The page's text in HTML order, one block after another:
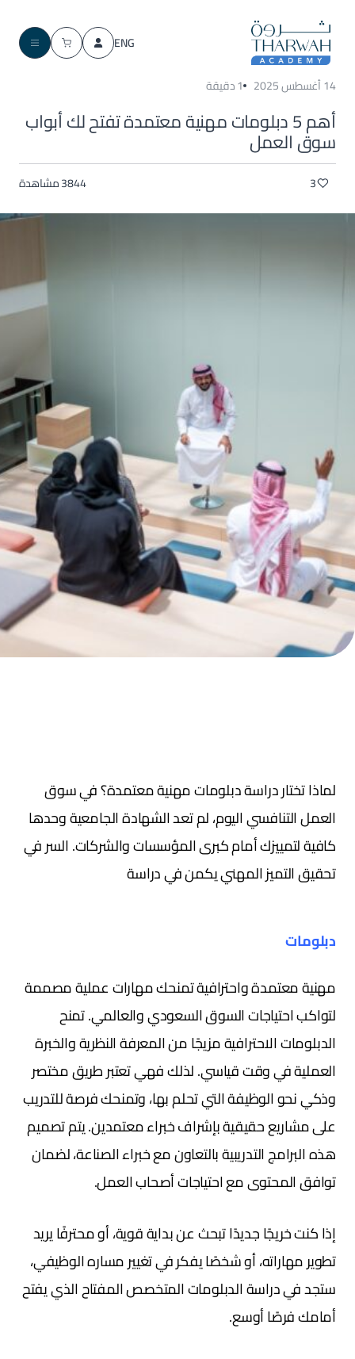
ENG
14 أغسطس 2025 1 دقيقة
أهم 5 دبلومات مهنية معتمدة تفتح لك أبواب
سوق العمل
3 3844 مشاهدة
لماذا تختار دراسة دبلومات مهنية معتمدة؟ في سوق
العمل التنافسي اليوم، لم تعد الشهادة الجامعية وحدها
كافية لتمييزك أمام كبرى المؤسسات والشركات. السر في
تحقيق التميز المهني يكمن في دراسة
دبلومات
مهنية معتمدة واحترافية تمنحك مهارات عملية مصممة
لتواكب احتياجات السوق السعودي والعالمي. تمنح
الدبلومات الاحترافية مزيجًا من المعرفة النظرية والخبرة
العملية في وقت قياسي. لذلك فهي تعتبر طريق مختصر
وذكي نحو الوظيفة التي تحلم بها، وتمنحك فرصة للتدريب
على مشاريع حقيقية بإشراف خبراء معتمدين. يتم تصميم
هذه البرامج التدريبية بالتعاون مع خبراء الصناعة، لضمان
توافق المحتوى مع احتياجات أصحاب العمل.
إذا كنت خريجًا جديدًا تبحث عن بداية قوية، أو محترفًا يريد
تطوير مهاراته، أو شخصًا يفكر في تغيير مساره الوظيفي،
ستجد في دراسة الدبلومات المتخصص المفتاح الذي يفتح
أمامك فرصًا أوسع.